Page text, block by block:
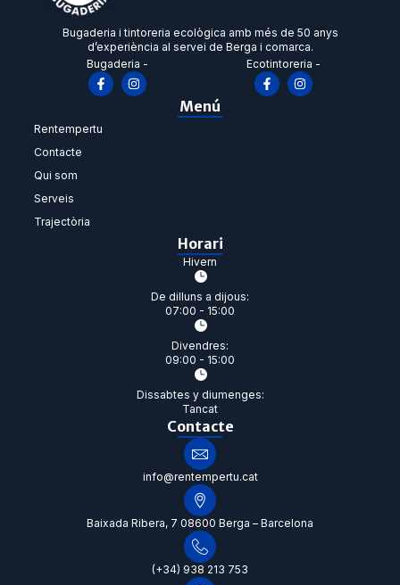
Bugaderia i tintoreria ecològica amb més de 50 anys
d’experiència al servei de Berga i comarca.
Bugaderia -
Ecotintoreria -
Menú
Rentempertu
Contacte
Qui som
Serveis
Trajectòria
Horari
Hivern
De dilluns a dijous:
07:00 - 15:00
Divendres:
09:00 - 15:00
Dissabtes y diumenges:
Tancat
Contacte
info@rentempertu.cat
Baixada Ribera, 7 08600 Berga – Barcelona
(+34) 938 213 753